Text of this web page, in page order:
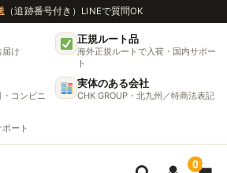
（追跡番号付き） LINEで質問OK
け
正規ルート品
海外正規ルートで入荷・国内サポー
ト
コンビニ
実体のある会社
CHK GROUP・北九州／特商法表記
ート
0